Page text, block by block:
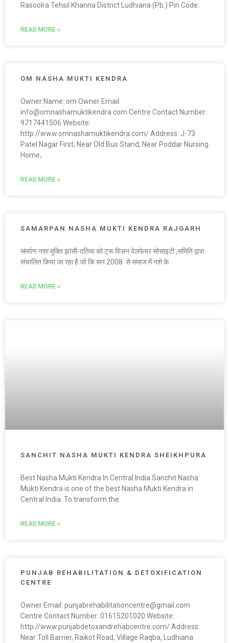
Rasoolra Tehsil Khanna District Ludhiana (Pb.) Pin Code:
READ MORE »
OM NASHA MUKTI KENDRA
Owner Name: om Owner Email:
info@omnashamuktikendra.com Centre Contact Number:
9717441506 Website:
http://www.omnashamuktikendra.com/ Address: J-73
Patel Nagar First, Near Old Bus Stand, Near Poddar Nursing
Home,
READ MORE »
SAMARPAN NASHA MUKTI KENDRA RAJGARH
संमर्पण नशा मुक्ति झांसी-दतिया को ट्रू विज़न वेलफेयर सोसाइटी ,समिति द्वारा
संचालित किया जा रहा है जो कि सन 2008 से समाज में नशे के
READ MORE »
SANCHIT NASHA MUKTI KENDRA SHEIKHPURA
Best Nasha Mukti Kendra In Central India Sanchit Nasha
Mukti Kendra is one of the best Nasha Mukti Kendra in
Central India. To transform the
READ MORE »
PUNJAB REHABILITATION & DETOXIFICATION
CENTRE
Owner Email: punjabrehabilitationcentre@gmail.com
Centre Contact Number: 01615201020 Website:
http://www.punjabdetoxandrehabcentre.com/ Address:
Near Toll Barrier, Raikot Road, Village Raqba, Ludhiana